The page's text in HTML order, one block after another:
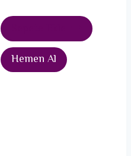
Hemen Al